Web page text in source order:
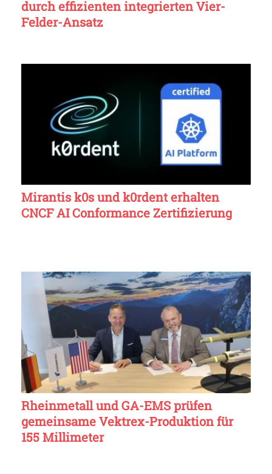
durch effizienten integrierten Vier-
Felder-Ansatz
Mirantis k0s und k0rdent erhalten
CNCF AI Conformance Zertifizierung
Rheinmetall und GA-EMS prüfen
gemeinsame Vektrex-Produktion für
155 Millimeter